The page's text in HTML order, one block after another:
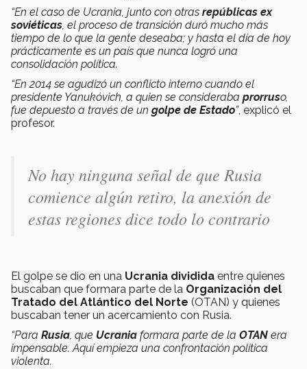
“En el caso de Ucrania, junto con otras repúblicas ex
soviéticas, el proceso de transición duró mucho más
tiempo de lo que la gente deseaba; y hasta el día de hoy
prácticamente es un país que nunca logró una
consolidación política.
“En 2014 se agudizó un conflicto interno cuando el
presidente Yanukóvich, a quien se consideraba prorruso,
fue depuesto a través de un golpe de Estado”, explicó el
profesor.
No hay ninguna señal de que Rusia
comience algún retiro, la anexión de
estas regiones dice todo lo contrario
El golpe se dio en una Ucrania dividida entre quienes
buscaban que formara parte de la Organización del
Tratado del Atlántico del Norte (OTAN) y quienes
buscaban tener un acercamiento con Rusia.
“Para Rusia, que Ucrania formara parte de la OTAN era
impensable. Aquí empieza una confrontación política
violenta.